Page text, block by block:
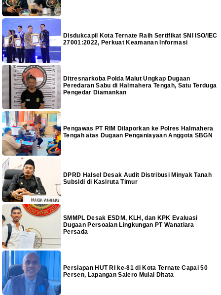
Disdukcapil Kota Ternate Raih Sertifikat SNI ISO/IEC
27001:2022, Perkuat Keamanan Informasi
Ditresnarkoba Polda Malut Ungkap Dugaan
Peredaran Sabu di Halmahera Tengah, Satu Terduga
Pengedar Diamankan
Pengawas PT RIM Dilaporkan ke Polres Halmahera
Tengah atas Dugaan Penganiayaan Anggota SBGN
DPRD Halsel Desak Audit Distribusi Minyak Tanah
Subsidi di Kasiruta Timur
SMMPL Desak ESDM, KLH, dan KPK Evaluasi
Dugaan Persoalan Lingkungan PT Wanatiara
Persada
Persiapan HUT RI ke-81 di Kota Ternate Capai 50
Persen, Lapangan Salero Mulai Ditata